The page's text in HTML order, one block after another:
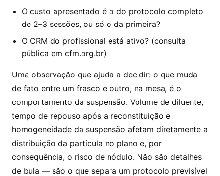
O custo apresentado é o do protocolo completo
de 2–3 sessões, ou só o da primeira?
O CRM do profissional está ativo? (consulta
pública em cfm.org.br)
Uma observação que ajuda a decidir: o que muda
de fato entre um frasco e outro, na mesa, é o
comportamento da suspensão. Volume de diluente,
tempo de repouso após a reconstituição e
homogeneidade da suspensão afetam diretamente a
distribuição da partícula no plano e, por
consequência, o risco de nódulo. Não são detalhes
de bula — são o que separa um protocolo previsível